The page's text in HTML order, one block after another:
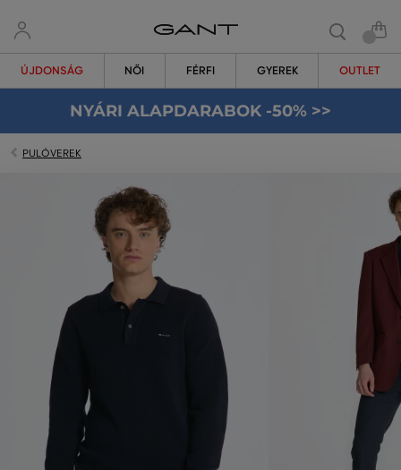
ÚJDONSÁG NŐI FÉRFI GYEREK OUTLET
NYÁRI ALAPDARABOK -50% >>
PULÓVEREK